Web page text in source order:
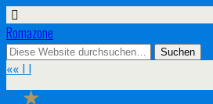
Romazone
«« l l